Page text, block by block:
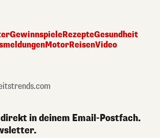
GewinnspieleRezepteGesundheit
MotorReisenVideo
in deinem Email-Postfach.